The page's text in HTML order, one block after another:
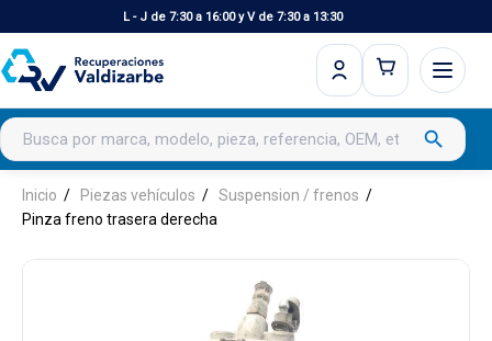
L - J de 7:30 a 16:00 y V de 7:30 a 13:30
Buscar productos search
Inicio Piezas vehículos
Suspension / frenos
Pinza freno trasera derecha